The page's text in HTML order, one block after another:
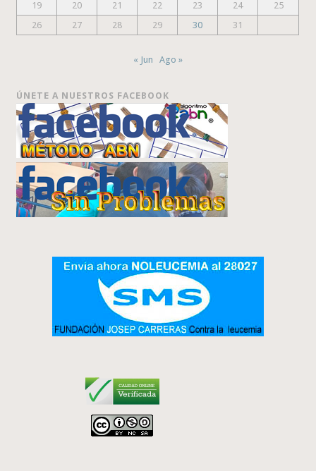
19
20 21 22 23 24
25
26
27 28 29 30 31
« Jun Ago »
ÚNETE A NUESTROS FACEBOOK